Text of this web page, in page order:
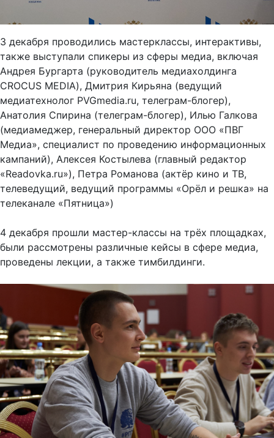
3 декабря проводились мастерклассы, интерактивы,
также выступали спикеры из сферы медиа, включая
Андрея Бургарта (руководитель медиахолдинга
CROCUS MEDIA), Дмитрия Кирьяна (ведущий
медиатехнолог PVGmedia.ru, телеграм-блогер),
Анатолия Спирина (телеграм-блогер), Илью Галкова
(медиамеджер, генеральный директор ООО «ПВГ
Медиа», специалист по проведению информационных
кампаний), Алексея Костылева (главный редактор
«Readovka.ru»), Петра Романова (актёр кино и ТВ,
телеведущий, ведущий программы «Орёл и решка» на
телеканале «Пятница»)
4 декабря прошли мастер-классы на трёх площадках,
были рассмотрены различные кейсы в сфере медиа,
проведены лекции, а также тимбилдинги.